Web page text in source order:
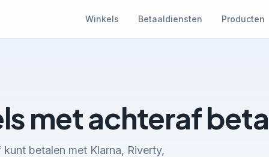
Winkels Betaaldiensten Producten
met achteraf
betalen met Klarna, Riverty,